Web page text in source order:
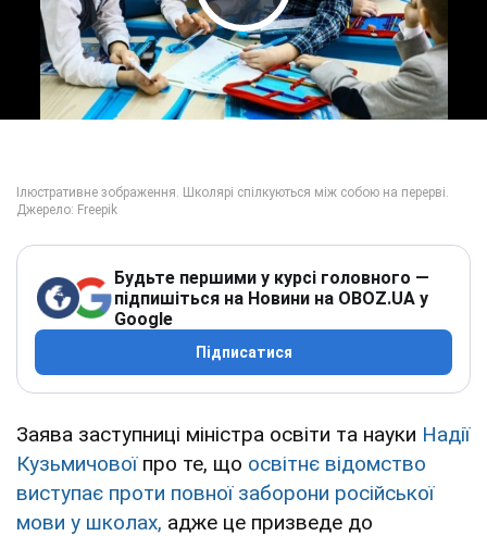
Play Video
Будьте першими у курсі головного —
підпишіться на Новини на OBOZ.UA у
Google
Підписатися
Заява заступниці міністра освіти та науки Надії
Кузьмичовоїпро те, що освітнє відомство
виступає проти повної заборони російської
мови у школах, адже це призведе до